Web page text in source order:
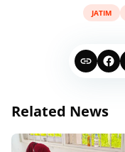
JATIM
Related News